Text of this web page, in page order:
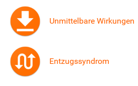
Unmittelbare Wirkungen
Entzugssyndrom